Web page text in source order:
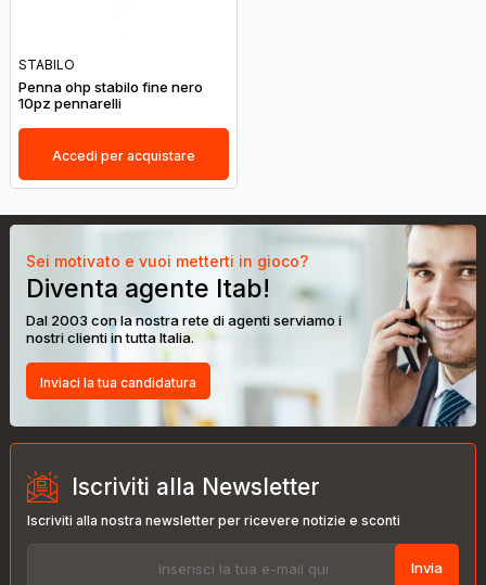
STABILO
Penna ohp stabilo fine nero
10pz pennarelli
Accedi per acquistare
Sei motivato e vuoi metterti in gioco?
Diventa agente Itab!
Dal 2003 con la nostra rete di agenti serviamo i
nostri clienti in tutta Italia.
Inviaci la tua candidatura
Iscriviti alla Newsletter
Iscriviti alla nostra newsletter per ricevere notizie e sconti
Invia